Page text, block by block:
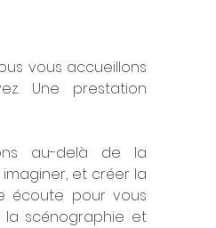
vous accueillons
Une prestation
au-delà de la
et créer la
écoute pour vous
la scénographie et